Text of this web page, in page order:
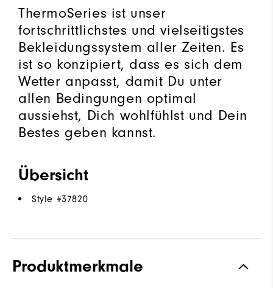
ThermoSeries ist unser
fortschrittlichstes und vielseitigstes
Bekleidungssystem aller Zeiten. Es
ist so konzipiert, dass es sich dem
Wetter anpasst, damit Du unter
allen Bedingungen optimal
aussiehst, Dich wohlfühlst und Dein
Bestes geben kannst.
Übersicht
Style #37820
Produktmerkmale